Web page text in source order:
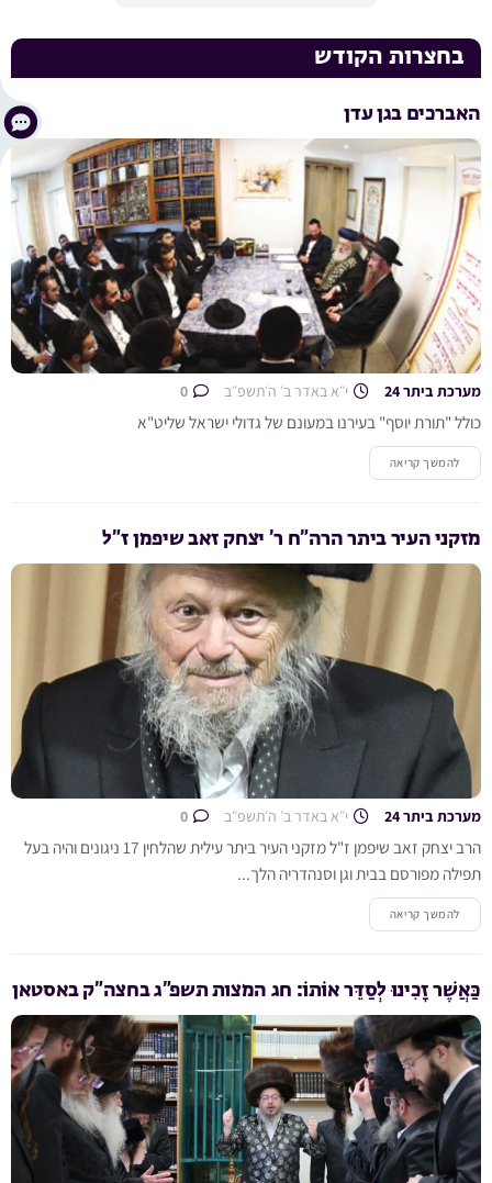
בחצרות הקודש
האברכים בגן עדן
מערכת ביתר 24 י״א באדר ב׳ ה׳תשפ״ב
כולל "תורת יוסף" בעירנו במעונם של גדולי ישראל שליט"א
להמשך קריאה
מזקני העיר ביתר הרה”ח ר’ יצחק זאב שיפמן ז”ל
מערכת ביתר 24 י״א באדר ב׳ ה׳תשפ״ב
הרב יצחק זאב שיפמן ז"ל מזקני העיר ביתר עילית שהלחין 17 ניגונים והיה בעל
תפילה מפורסם בבית וגן וסנהדריה הלך...
להמשך קריאה
כַּאֲשֶׁר זָכִינוּ לְסַדֵּר אוֹתוֹ: חג המצות תשפ”ג בחצה”ק באסטאן